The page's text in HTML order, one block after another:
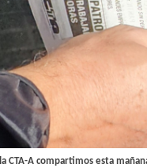
CTA-A compartimos esta